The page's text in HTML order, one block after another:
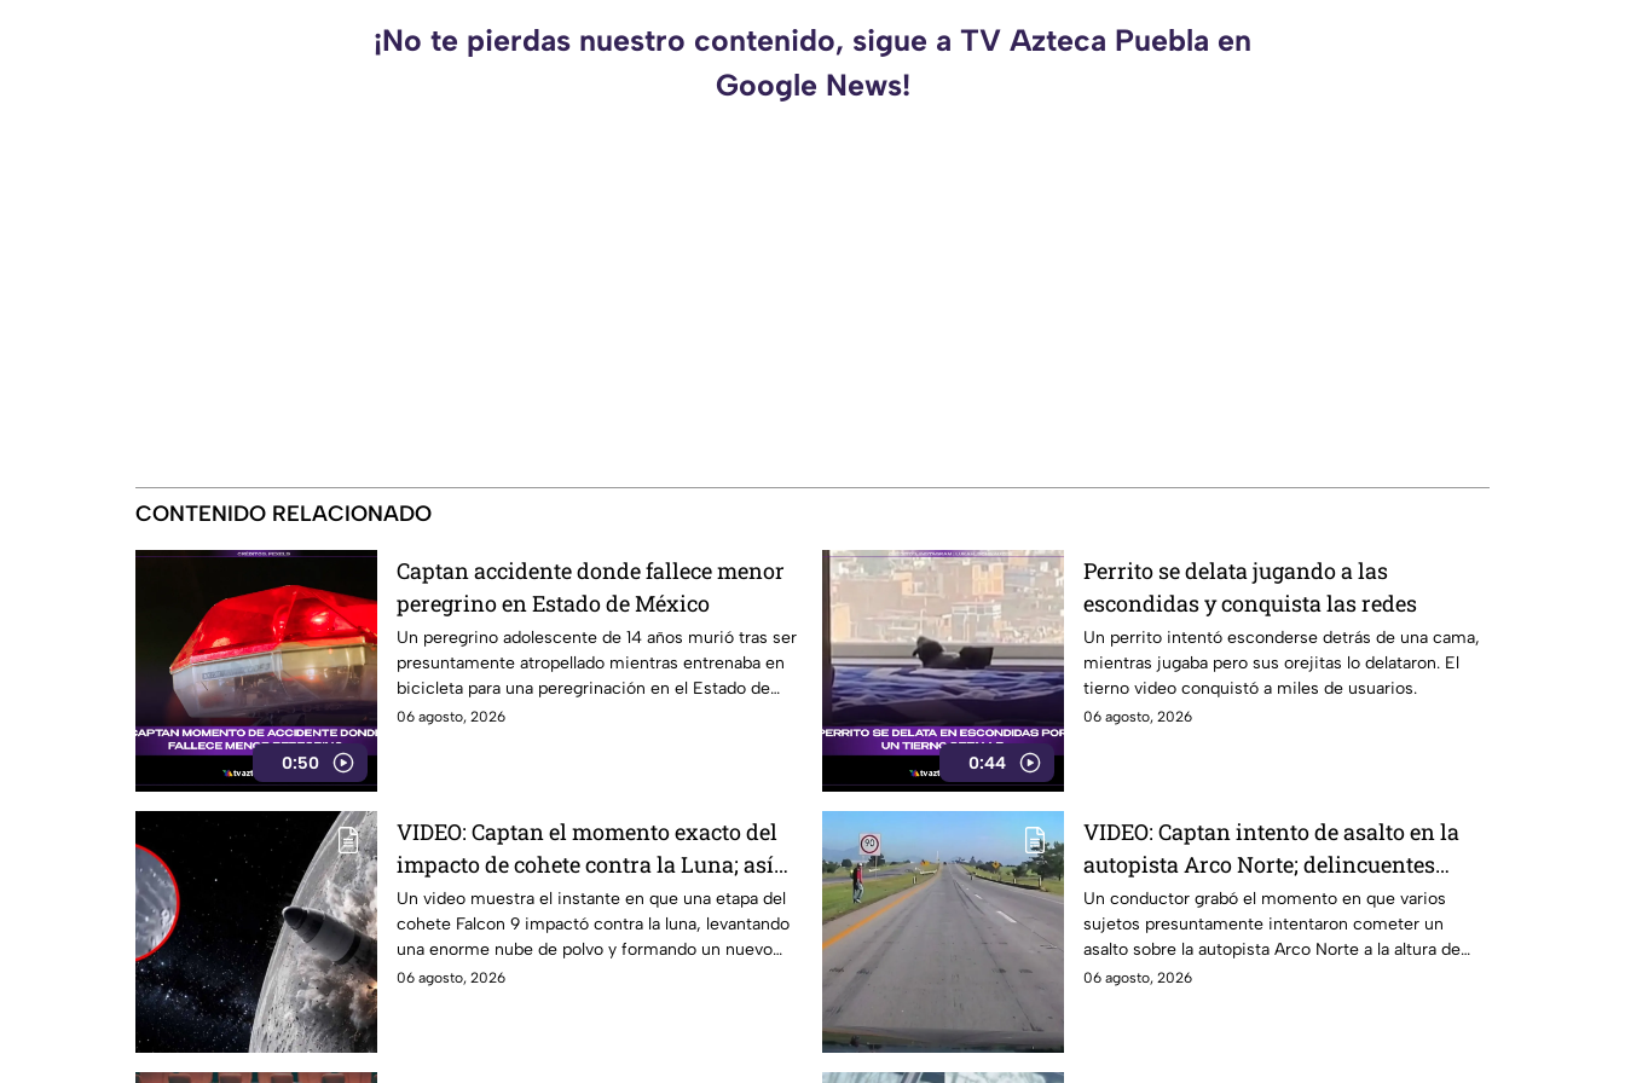
¡No te pierdas nuestro contenido, sigue a TV Azteca Puebla en
Google News!
CONTENIDO RELACIONADO
0:50
Captan accidente donde fallece menor
peregrino en Estado de México
Un peregrino adolescente de 14 años murió tras ser
presuntamente atropellado mientras entrenaba en
bicicleta para una peregrinación en el Estado de
México.
06 agosto, 2026
0:44
Perrito se delata jugando a las
escondidas y conquista las redes
Un perrito intentó esconderse detrás de una cama,
mientras jugaba pero sus orejitas lo delataron. El
tierno video conquistó a miles de usuarios.
06 agosto, 2026
VIDEO: Captan el momento exacto del
impacto de cohete contra la Luna; así
reaccionó
Un video muestra el instante en que una etapa del
cohete Falcon 9 impactó contra la luna, levantando
una enorme nube de polvo y formando un nuevo
cráter.
06 agosto, 2026
VIDEO: Captan intento de asalto en la
autopista Arco Norte; delincuentes
arrojaron piedras y llantas
Un conductor grabó el momento en que varios
sujetos presuntamente intentaron cometer un
asalto sobre la autopista Arco Norte a la altura de
Tlaxcala
06 agosto, 2026